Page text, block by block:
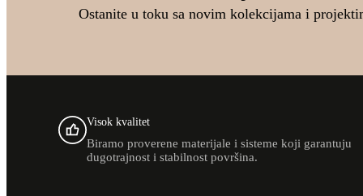
Ostanite u toku sa novim kolekcijama i
Visok kvalitet
Biramo proverene materijale i sisteme koji garantuju
dugotrajnost i stabilnost površina.